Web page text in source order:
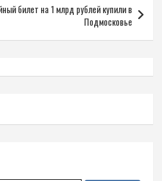
билет на 1 млрд рублей купили в
Подмосковье